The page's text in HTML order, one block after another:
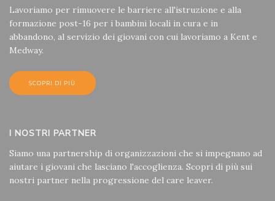
Lavoriamo per rimuovere le barriere all'istruzione e alla
formazione post-16 per i bambini locali in cura e in
abbandono, al servizio dei giovani con cui lavoriamo a Kent e
Medway.
SCOPRI DI PIÙ
I NOSTRI PARTNER
Siamo una partnership di organizzazioni che si impegnano ad
aiutare i giovani che lasciano l'accoglienza. Scopri di più sui
nostri partner nella progressione del care leaver.